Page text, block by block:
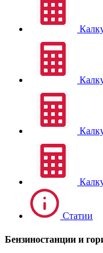
Статии
Бензиностанции и